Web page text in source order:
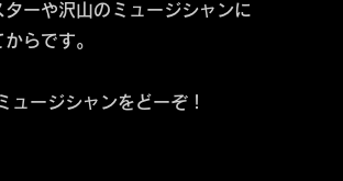
ーや沢山のミュージシャンに
らです。
ージシャンをどーぞ！